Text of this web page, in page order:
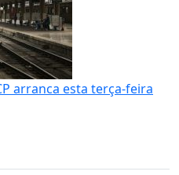
arranca esta terça-feira